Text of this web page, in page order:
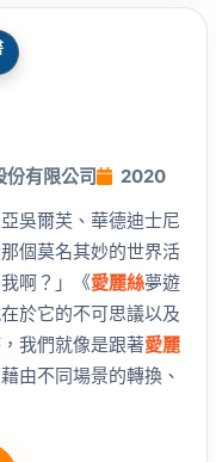
份有限公司
2020
吳爾芙、華德迪士尼
個莫名其妙的世界活
啊？」《愛麗絲夢遊
於它的不可思議以及
我們就像是跟著愛麗
由不同場景的轉換、